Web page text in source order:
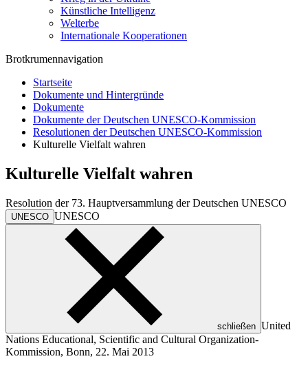
Künstliche Intelligenz
Welterbe
Internationale Kooperationen
Brotkrumennavigation
Startseite
Dokumente und Hintergründe
Dokumente
Dokumente der Deutschen UNESCO-Kommission
Resolutionen der Deutschen UNESCO-Kommission
Kulturelle Vielfalt wahren
Kulturelle Vielfalt wahren
Resolution der 73. Hauptversammlung der Deutschen UNESCO
UNESCO UNESCO
schließen United
Nations Educational, Scientific and Cultural Organization-
Kommission, Bonn, 22. Mai 2013